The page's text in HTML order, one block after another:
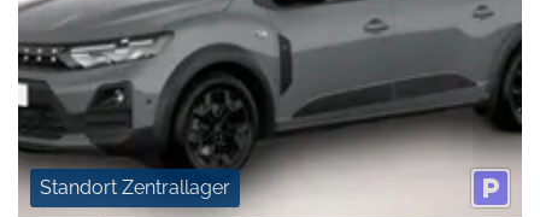
Standort Zentrallager